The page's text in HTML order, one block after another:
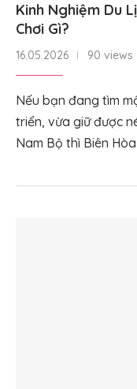
Kinh Nghiệm Du
Chơi Gì?
16.05.2026 90 views
Nếu bạn đang tìm
triển, vừa giữ được
Nam Bộ thì Biên